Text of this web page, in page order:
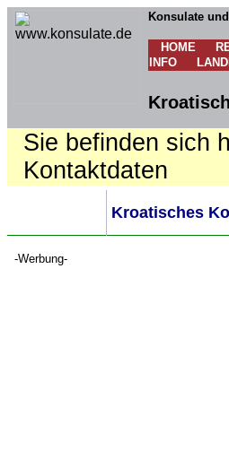
Konsulate
HOME
INFO
Sie befinden sich
Kontaktdaten
Kroatisches
-Werbung-